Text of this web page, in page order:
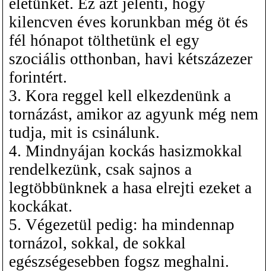
kilencven éves korunkban még öt és
fél hónapot tölthetünk el egy
szociális otthonban, havi kétszázezer
forintért.
3. Kora reggel kell elkezdenünk a
tornázást, amikor az agyunk még nem
tudja, mit is csinálunk.
4. Mindnyájan kockás hasizmokkal
rendelkezünk, csak sajnos a
legtöbbünknek a hasa elrejti ezeket a
kockákat.
5. Végezetül pedig: ha mindennap
tornázol, sokkal, de sokkal
egészségesebben fogsz meghalni.